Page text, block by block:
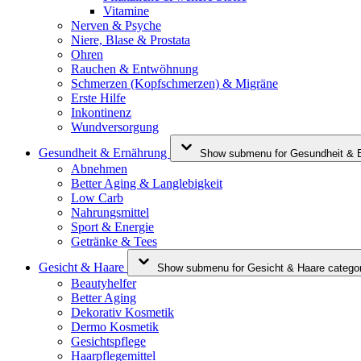
Vitamine
Nerven & Psyche
Niere, Blase & Prostata
Ohren
Rauchen & Entwöhnung
Schmerzen (Kopfschmerzen) & Migräne
Erste Hilfe
Inkontinenz
Wundversorgung
Gesundheit & Ernährung
Show submenu for Gesundheit &
Abnehmen
Better Aging & Langlebigkeit
Low Carb
Nahrungsmittel
Sport & Energie
Getränke & Tees
Gesicht & Haare
Show submenu for Gesicht & Haare
Beautyhelfer
Better Aging
Dekorativ Kosmetik
Dermo Kosmetik
Gesichtspflege
Haarpflegemittel